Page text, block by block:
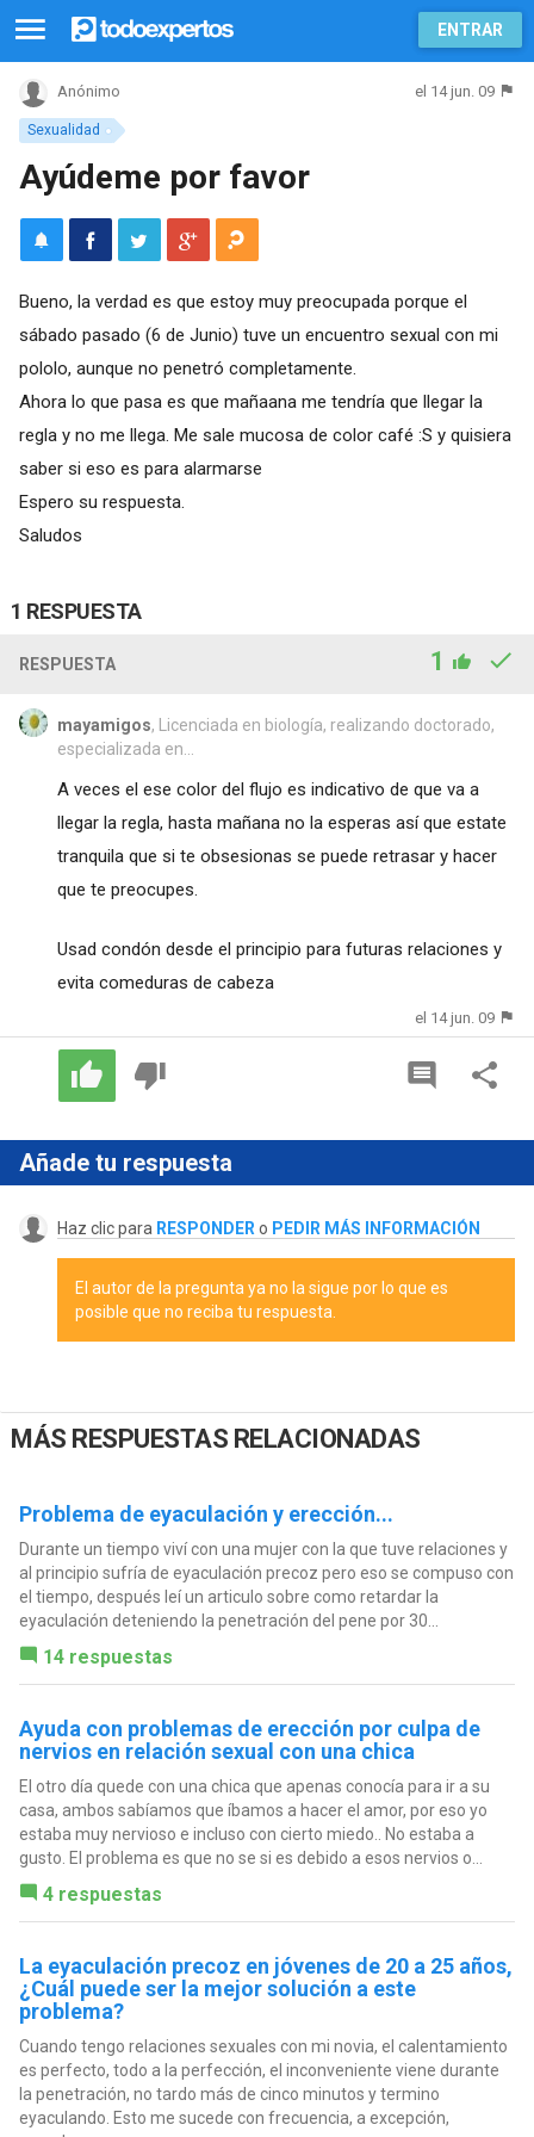
ENTRAR
Sexualidad
Anónimo el 14 jun. 09
Ayúdeme por favor
Bueno, la verdad es que estoy muy preocupada porque el
sábado pasado (6 de Junio) tuve un encuentro sexual con mi
pololo, aunque no penetró completamente.
Ahora lo que pasa es que mañaana me tendría que llegar la
regla y no me llega. Me sale mucosa de color café :S y quisiera
saber si eso es para alarmarse
Espero su respuesta.
Saludos
1 RESPUESTA
RESPUESTA 1
mayamigos, Licenciada en biología, realizando doctorado,
especializada en...
A veces el ese color del flujo es indicativo de que va a
llegar la regla, hasta mañana no la esperas así que estate
tranquila que si te obsesionas se puede retrasar y hacer
que te preocupes.
Usad condón desde el principio para futuras relaciones y
evita comeduras de cabeza
el 14 jun. 09
Añade tu respuesta
Haz clic para RESPONDER o PEDIR MÁS INFORMACIÓN
El autor de la pregunta ya no la sigue por lo que es
posible que no reciba tu respuesta.
MÁS RESPUESTAS RELACIONADAS
Problema de eyaculación y erección...
Durante un tiempo viví con una mujer con la que tuve relaciones y
al principio sufría de eyaculación precoz pero eso se compuso con
el tiempo, después leí un articulo sobre como retardar la
eyaculación deteniendo la penetración del pene por 30...
14 respuestas
Ayuda con problemas de erección por culpa de
nervios en relación sexual con una chica
El otro día quede con una chica que apenas conocía para ir a su
casa, ambos sabíamos que íbamos a hacer el amor, por eso yo
estaba muy nervioso e incluso con cierto miedo.. No estaba a
gusto. El problema es que no se si es debido a esos nervios o...
4 respuestas
La eyaculación precoz en jóvenes de 20 a 25 años,
¿Cuál puede ser la mejor solución a este
problema?
Cuando tengo relaciones sexuales con mi novia, el calentamiento
es perfecto, todo a la perfección, el inconveniente viene durante
la penetración, no tardo más de cinco minutos y termino
eyaculando. Esto me sucede con frecuencia, a excepción,